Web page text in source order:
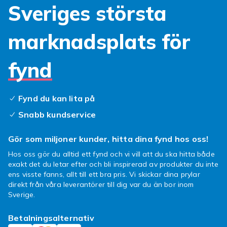
kostnadseffektivt
Laddningsbara batterier är ett smart val om du
använder mycket batterier i vardagen. Även
om startpriset är lite högre än
engångsbatterier, betalar de sig snabbt – du
kan ladda dem hundratals gånger innan de
AAA-batterier fungerar bra i enheter med hög
strömförbrukning, som spelkontroller,
Väljer du laddningsbara batterier minskar du
dessutom mängden förbrukade batterier och
gör en insats för miljön. Kom ihåg att du även
behöver en batteriladdare – hitta den i vårt
sortiment inom laddare och tillbehör.
Knappcellsbatterier och
Sveriges största
marknadsplats för
fynd
Fynd du kan lita på
Snabb kundservice
Gör som miljoner kunder, hitta dina fynd hos oss!
Hos oss gör du alltid ett fynd och vi vill att du ska hitta både
exakt det du letar efter och bli inspirerad av produkter du inte
ens visste fanns, allt till ett bra pris. Vi skickar dina prylar
direkt från våra leverantörer till dig var du än bor inom
Sverige.
Betalningsalternativ